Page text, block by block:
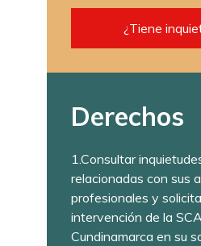
¿Tiene
Derechos
1.Consultar
relacionadas con sus
profesionales y
intervención de la
Cundinamarca en su